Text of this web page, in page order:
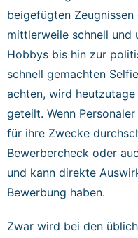
beigefügten
mittlerweile schnell und
Hobbys bis hin zur
schnell gemachten
achten, wird
geteilt. Wenn
für ihre Zwecke
Bewerbercheck oder
und kann direkte
Bewerbung haben.
Zwar wird bei den